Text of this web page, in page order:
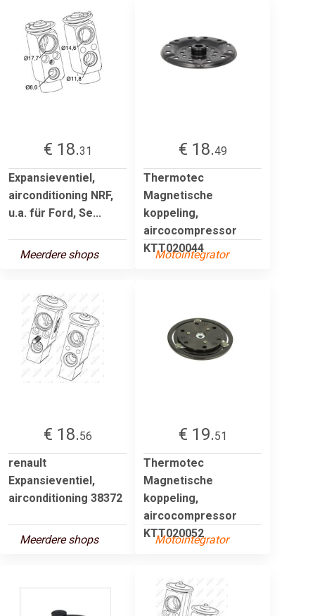
€ 18.31
Expansieventiel,
airconditioning NRF,
u.a. für Ford, Se...
Meerdere shops
€ 18.49
Thermotec
Magnetische
koppeling,
aircocompressor
KTT020044
Motointegrator
€ 18.56
renault
Expansieventiel,
airconditioning 38372
Meerdere shops
€ 19.51
Thermotec
Magnetische
koppeling,
aircocompressor
KTT020052
Motointegrator